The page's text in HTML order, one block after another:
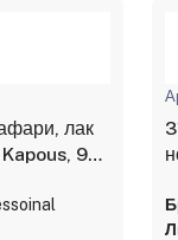
лак
9